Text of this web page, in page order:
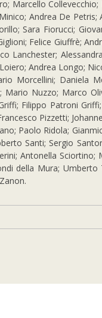
Marcello
Andrea De
Sara Fiorucci;
Felice Giuffrè;
Lanchester;
Andrea Longo;
Morcellini; Daniela
Nuzzo; Marco
Filippo Patroni
Pizzetti;
Paolo Ridola;
Santi; Sergio
Antonella
della Mura;